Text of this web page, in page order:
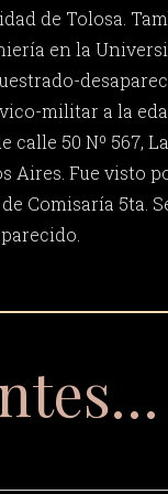
de Tolosa.
en la
militar a la
calle 50 Nº 567, La
Aires. Fue visto
Comisaría 5ta.